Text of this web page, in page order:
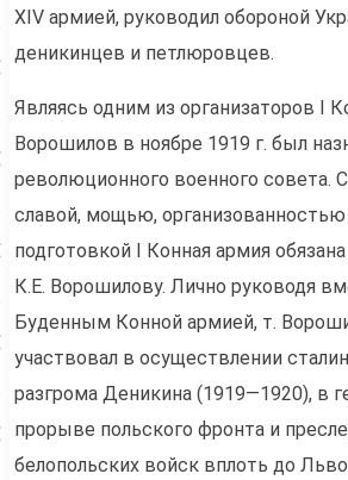
XIV армией, руководил обороной
деникинцев и петлюровцев.
Являясь одним из организаторов I
Ворошилов в ноябре 1919 г. был
революционного военного совета.
славой, мощью, организованностью
подготовкой I Конная армия
К.Е. Ворошилову. Лично руководя
Буденным Конной армией, т.
участвовал в осуществлении
разгрома Деникина (1919—1920), в
прорыве польского фронта и
белопольских войск вплоть до